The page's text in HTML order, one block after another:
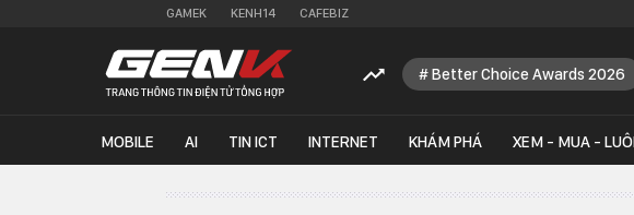
GAMEK KENH14 CAFEBIZ
Better Choice Awards 2026
MOBILE AI TIN ICT INTERNET KHÁM PHÁ XEM - MUA -